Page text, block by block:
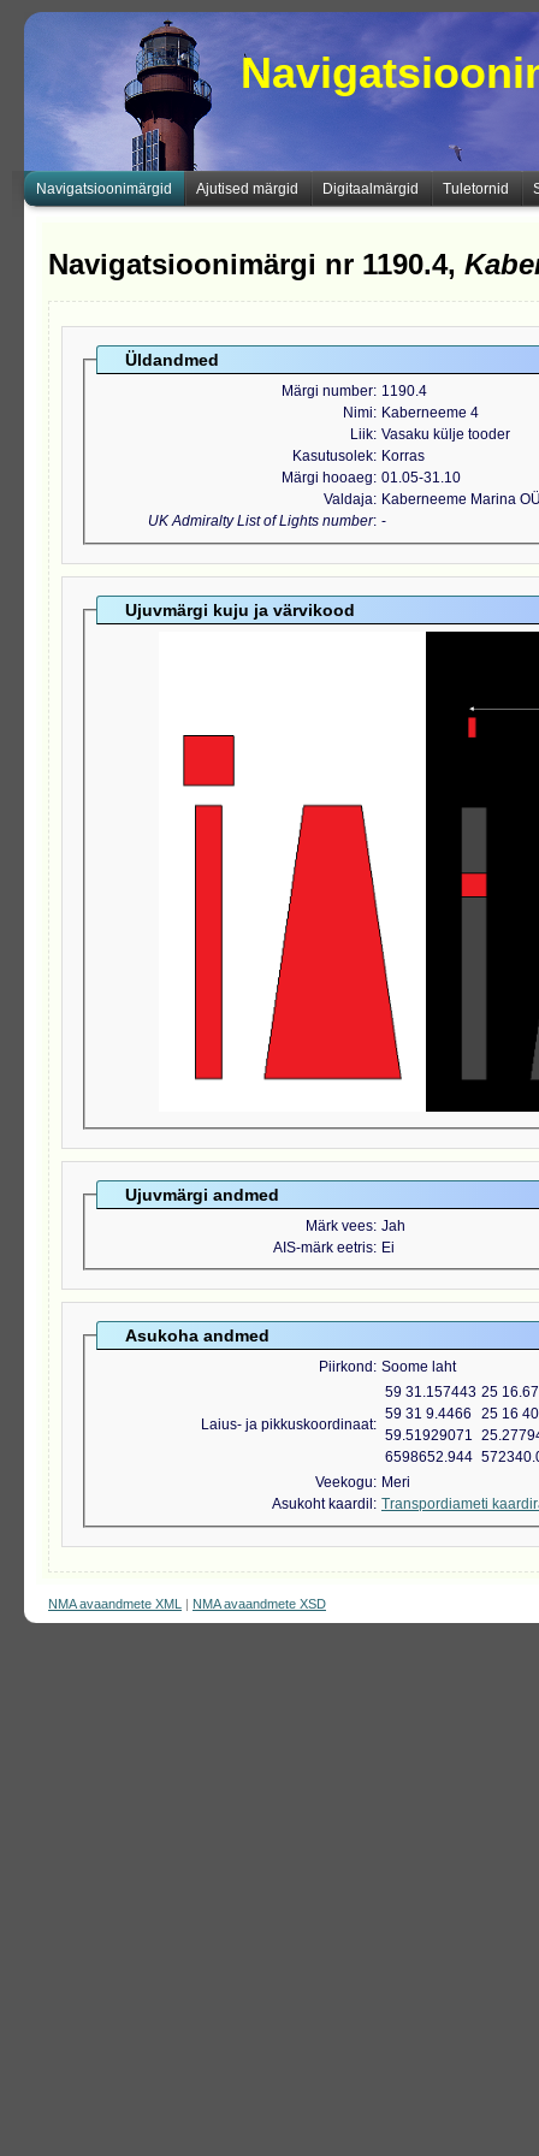
Navigatsioonimärgid Ajutised märgid Digitaalmärgid Tuletornid
Navigatsioonimärgi nr 1190.4,
Üldandmed
Märgi number 1190.4
Nimi
Kaberneeme 4
Liik Vasaku külje tooder
Kasutusolek
Korras
Märgi hooaeg 01.05-31.10
Valdaja
Kaberneeme Marina
UK Admiralty List of Lights number -
Ujuvmärgi kuju ja värvikood
Ujuvmärgi andmed
Märk vees Jah
AIS-märk eetris Ei
Asukoha andmed
Piirkond Soome laht
Laius- ja pikkuskoordinaat
59 31.157443 25
59 31 9.4466
25 16
59.51929071
6598652.944
Veekogu
Meri
Asukoht kaardil
Transpordiameti
NMA avaandmete XML | NMA avaandmete XSD